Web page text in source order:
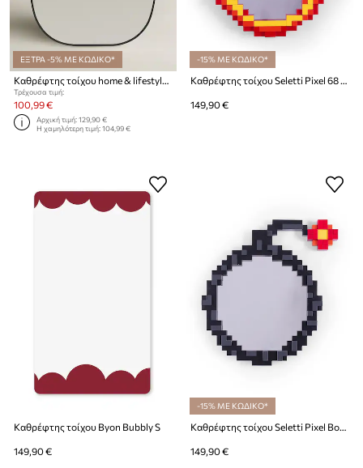
ΕΞΤΡΑ -5% ΜΕ ΚΩΔΙΚΟ*
Καθρέφτης τοίχου home & lifestyle 50 x 70 cm
Τρέχουσα τιμή:
100,99 €
Αρχική τιμή:129,90 €
Η χαμηλότερη τιμή:104,99 €
-15% ΜΕ ΚΩΔΙΚΟ*
Καθρέφτης τοίχου Seletti Pixel 68 x 48,2 x 3,8 cm
149,90 €
Καθρέφτης τοίχου Byon Bubbly S
149,90 €
-15% ΜΕ ΚΩΔΙΚΟ*
149,90 €